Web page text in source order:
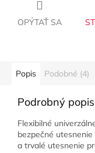
OPÝTAŤ SA
Popis Podobné (4)
Podrobný popis
Flexibilné
bezpečné
a trvalé utesnenie